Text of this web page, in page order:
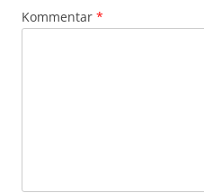
Kommentar *